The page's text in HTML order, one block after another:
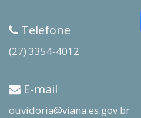
Telefone
(27) 3354-4012
E-mail
ouvidoria@viana.es.gov.br